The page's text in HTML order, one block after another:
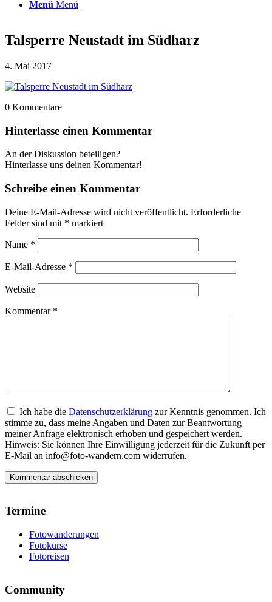
Menü Menü
Talsperre Neustadt im Südharz
4. Mai 2017
0 Kommentare
Hinterlasse einen Kommentar
An der Diskussion beteiligen?
Hinterlasse uns deinen Kommentar!
Schreibe einen Kommentar
Deine E-Mail-Adresse wird nicht veröffentlicht. Erforderliche
Felder sind mit * markiert
Name *
E-Mail-Adresse *
Website
Kommentar *
Ich habe die Datenschutzerklärung zur Kenntnis genommen. Ich
stimme zu, dass meine Angaben und Daten zur Beantwortung
meiner Anfrage elektronisch erhoben und gespeichert werden.
Hinweis: Sie können Ihre Einwilligung jederzeit für die Zukunft per
E-Mail an info@foto-wandern.com widerrufen.
Termine
Fotowanderungen
Fotokurse
Fotoreisen
Community